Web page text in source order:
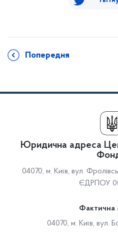
Попередня
Юридична адреса
04070, м. Київ, вул.
ЄДРПОУ
Фактична
04070, м. Київ, вул.